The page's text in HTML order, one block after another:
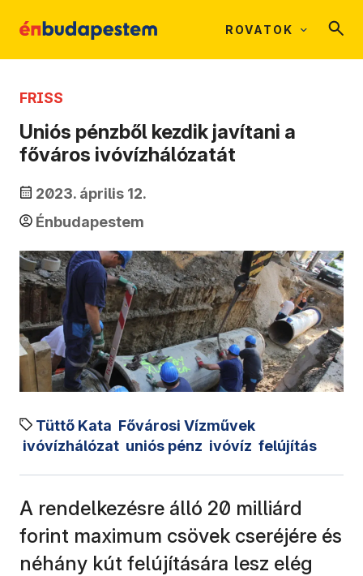
ROVATOK
FRISS
Uniós pénzből kezdik javítani a
főváros ivóvízhálózatát
2023. április 12.
Énbudapestem
Tüttő Kata Fővárosi Vízművek
ivóvízhálózat uniós pénz ivóvíz felújítás
A rendelkezésre álló 20 milliárd
forint maximum csövek cseréjére és
néhány kút felújítására lesz elég